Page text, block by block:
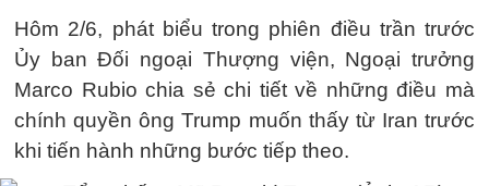
Hôm 2/6, phát biểu trong phiên điều trần trước
Ủy ban Đối ngoại Thượng viện, Ngoại trưởng
Marco Rubio chia sẻ chi tiết về những điều mà
chính quyền ông Trump muốn thấy từ Iran trước
khi tiến hành những bước tiếp theo.